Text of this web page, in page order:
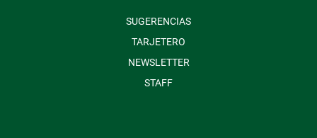
SUGERENCIAS
TARJETERO
NEWSLETTER
STAFF